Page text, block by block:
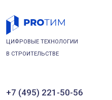
ЦИФРОВЫЕ ТЕХНОЛОГИИ
В СТРОИТЕЛЬСТВЕ
+7 (495) 221-50-56